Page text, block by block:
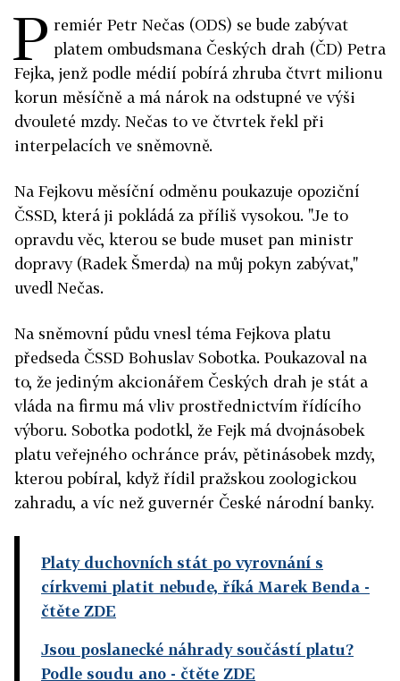
P remiér Petr Nečas (ODS) se bude zabývat
platem ombudsmana Českých drah (ČD) Petra
Fejka, jenž podle médií pobírá zhruba čtvrt milionu
korun měsíčně a má nárok na odstupné ve výši
dvouleté mzdy. Nečas to ve čtvrtek řekl při
interpelacích ve sněmovně.
Na Fejkovu měsíční odměnu poukazuje opoziční
ČSSD, která ji pokládá za příliš vysokou. "Je to
opravdu věc, kterou se bude muset pan ministr
dopravy (Radek Šmerda) na můj pokyn zabývat,"
uvedl Nečas.
Na sněmovní půdu vnesl téma Fejkova platu
předseda ČSSD Bohuslav Sobotka. Poukazoval na
to, že jediným akcionářem Českých drah je stát a
vláda na firmu má vliv prostřednictvím řídícího
výboru. Sobotka podotkl, že Fejk má dvojnásobek
platu veřejného ochránce práv, pětinásobek mzdy,
kterou pobíral, když řídil pražskou zoologickou
zahradu, a víc než guvernér České národní banky.
Platy duchovních stát po vyrovnání s
církvemi platit nebude, říká Marek Benda -
čtěte ZDE
Jsou poslanecké náhrady součástí platu?
Podle soudu ano - čtěte ZDE